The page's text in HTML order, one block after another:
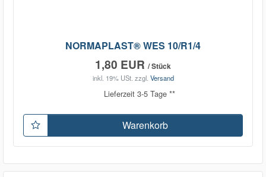
NORMAPLAST® WES 10/R1/4
1,80 EUR / Stück
inkl. 19% USt. zzgl. Versand
Lieferzeit 3-5 Tage **
Warenkorb